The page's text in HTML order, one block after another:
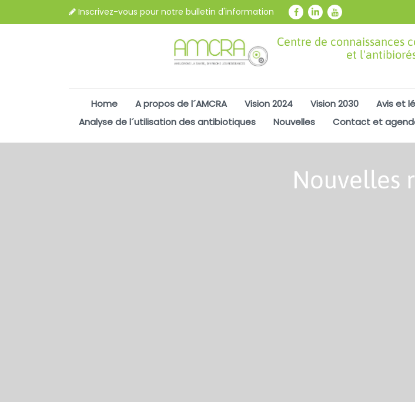
Inscrivez-vous pour notre bulletin d'information
Centre de connaissances
et
Home A propos de l´AMCRA Vision 2024 Vision 2030 Avis et
Analyse de l´utilisation des antibiotiques
Nouvelles Contact et
Nouvelles